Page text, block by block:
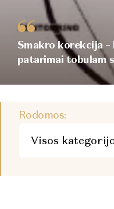
Smakro korekcija
patarimai tobulam
Rodomos: